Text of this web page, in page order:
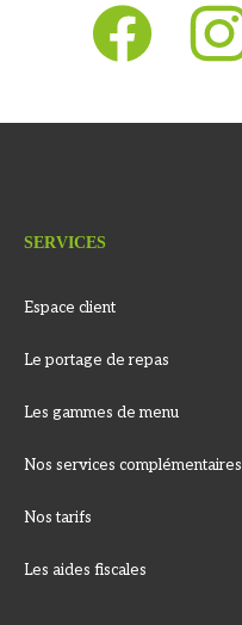
SERVICES
Espace client
Le portage de repas
Les gammes de menu
Nos services complémentaires
Nos tarifs
Les aides fiscales